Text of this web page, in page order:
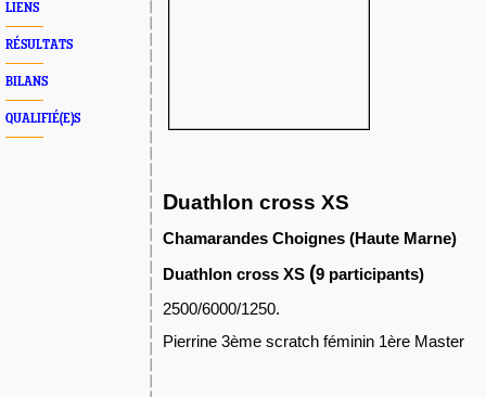
LIENS
RÉSULTATS
BILANS
QUALIFIÉ(E)S
Duathlon cross XS
Chamarandes Choignes (Haute Marne)
Duathlon cross XS (9 participants)
2500/6000/1250.
Pierrine 3ème scratch féminin 1ère Master